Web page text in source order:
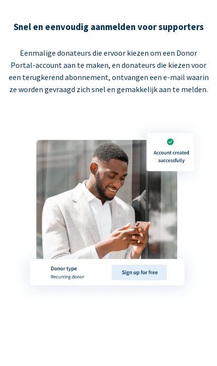
Snel en eenvoudig aanmelden voor supporters
Eenmalige donateurs die ervoor kiezen om een Donor
Portal-account aan te maken, en donateurs die kiezen voor
een terugkerend abonnement, ontvangen een e-mail waarin
ze worden gevraagd zich snel en gemakkelijk aan te melden.